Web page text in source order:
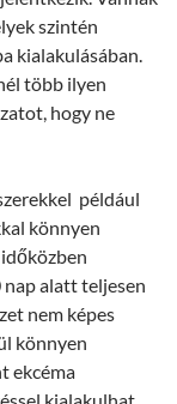
szintén
kialakulásában.
több ilyen
hogy ne
például
könnyen
alatt teljesen
nem képes
könnyen
ekcéma